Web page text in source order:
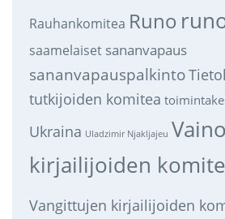
Rauhankomitea Runo
saamelaiset sananvapaus
sananvapauspalkinto
tutkijoiden komitea
Ukraina Uladzimir Njakljajeu
kirjailijoiden
Vangittujen kirjailijoiden